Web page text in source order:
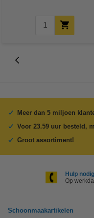
Meer dan 5 miljoen
Voor 23.59 uur besteld,
Groot assortiment!
Hulp
Op
Schoonmaakartikelen